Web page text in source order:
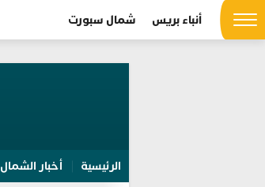
أنباء بريس شمال سبورت
الرئيسية أخبار الشمال